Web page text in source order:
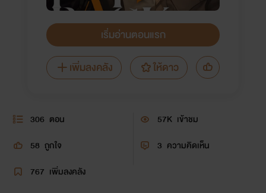
เริ่มอ่านตอนแรก
เพิ่มลงคลัง
ให้ดาว
306 ตอน 57K เข้าชม
58 ถูกใจ 3 ความคิดเห็น
767 เพิ่มลงคลัง